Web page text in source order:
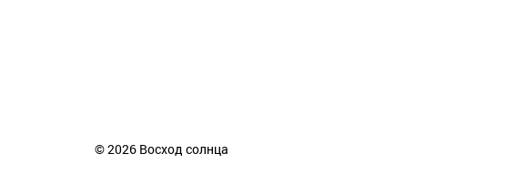
©2026Восход солнца